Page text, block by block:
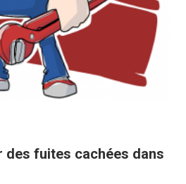
des fuites cachées dans